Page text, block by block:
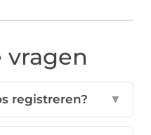
vragen
registreren? ▼